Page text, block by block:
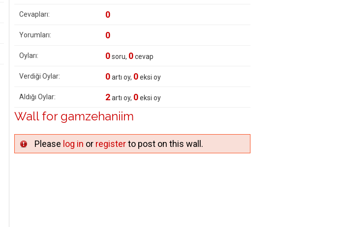
Cevapları: 0
Yorumları: 0
Oyları: 0soru, 0cevap
Verdiği Oylar: 0artı oy, 0eksi oy
Aldığı Oylar: 2artı oy, 0eksi oy
Wall for gamzehaniim
Please log in or registerto post on this wall.